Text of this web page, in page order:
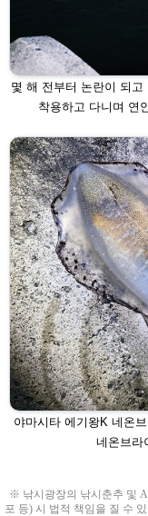
몇 해 전부터 논란이 되
착용하고 다니며 연
야마시타 에기왕K 네온
네온브라
※ 낚시광장의 낚시춘추 및
포 등) 시 법적 책임을 질 수